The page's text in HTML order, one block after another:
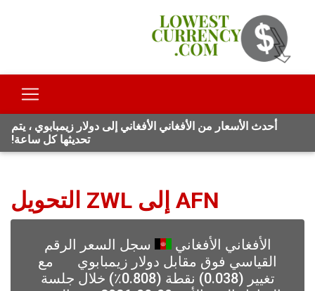
أحدث الأسعار من الأفغاني الأفغاني إلى دولار زيمبابوي ، يتم
تحديثها كل ساعة!
AFN إلى ZWL التحويل
الأفغاني الأفغاني
سجل السعر الرقم
القياسي فوق مقابل دولار زيمبابوي
مع
تغيير (0.038) نقطة (0.808٪) خلال جلسة